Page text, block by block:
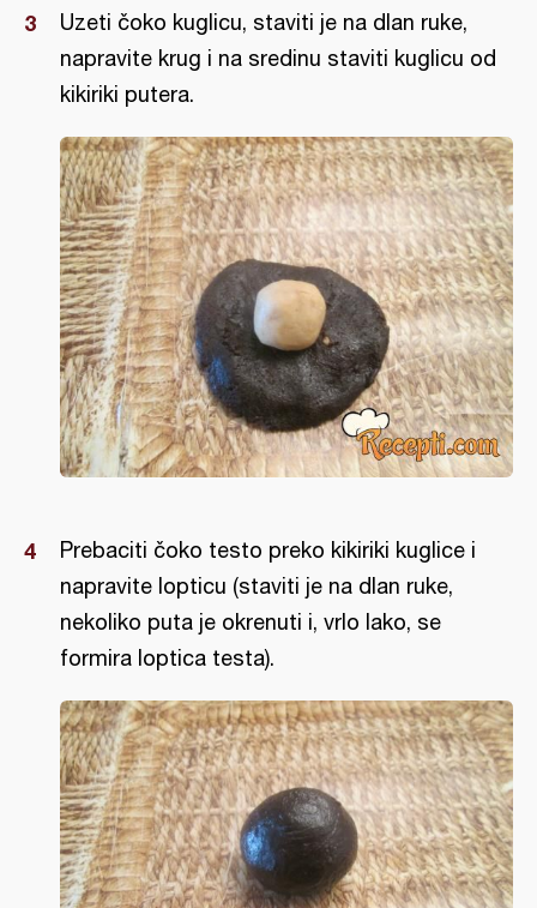
Uzeti čoko kuglicu, staviti je na dlan ruke,
napravite krug i na sredinu staviti kuglicu od
kikiriki putera.
Prebaciti čoko testo preko kikiriki kuglice i
napravite lopticu (staviti je na dlan ruke,
nekoliko puta je okrenuti i, vrlo lako, se
formira loptica testa).